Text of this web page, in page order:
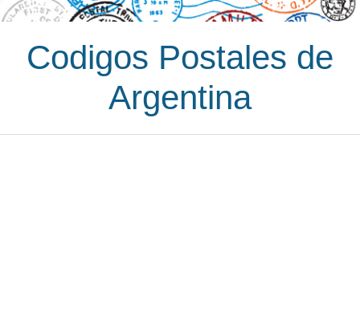
Codigos Postales de
Argentina